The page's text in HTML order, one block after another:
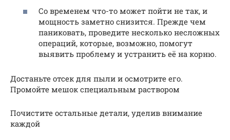
Со временем что-то может пойти не так, и
мощность заметно снизится. Прежде чем
паниковать, проведите несколько несложных
операций, которые, возможно, помогут
выявить проблему и устранить её на корню.
Достаньте отсек для пыли и осмотрите его.
Промойте мешок специальным раствором
Почистите остальные детали, уделив внимание
каждой